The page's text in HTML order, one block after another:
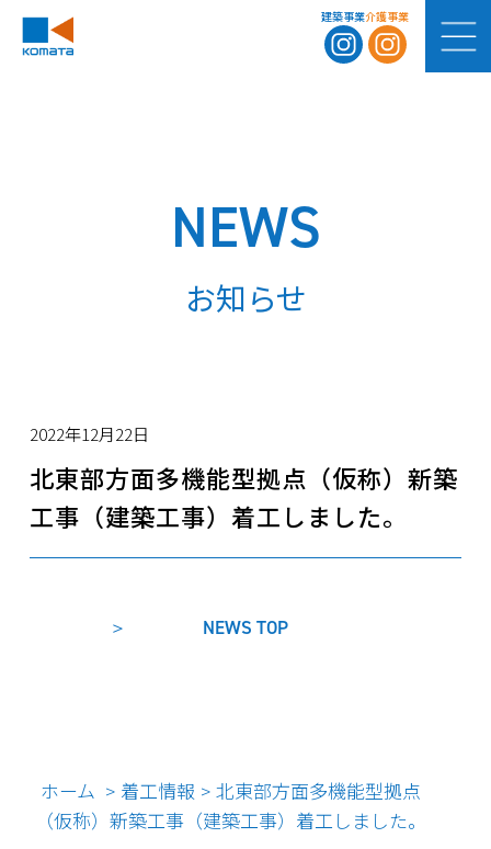
建築事業介護事業
NEWS
お知らせ
2022年12月22日
北東部方面多機能型拠点（仮称）新築
工事（建築工事）着工しました。
NEWS TOP
ホーム > 着工情報 > 北東部方面多機能型拠点
（仮称）新築工事（建築工事）着工しました。